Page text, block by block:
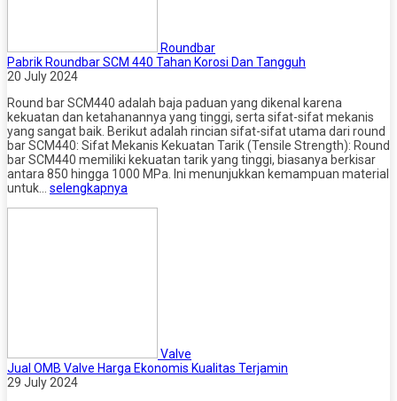
Roundbar
Pabrik Roundbar SCM 440 Tahan Korosi Dan Tangguh
20 July 2024
Round bar SCM440 adalah baja paduan yang dikenal karena
kekuatan dan ketahanannya yang tinggi, serta sifat-sifat mekanis
yang sangat baik. Berikut adalah rincian sifat-sifat utama dari round
bar SCM440: Sifat Mekanis Kekuatan Tarik (Tensile Strength): Round
bar SCM440 memiliki kekuatan tarik yang tinggi, biasanya berkisar
antara 850 hingga 1000 MPa. Ini menunjukkan kemampuan material
untuk… selengkapnya
Valve
Jual OMB Valve Harga Ekonomis Kualitas Terjamin
29 July 2024